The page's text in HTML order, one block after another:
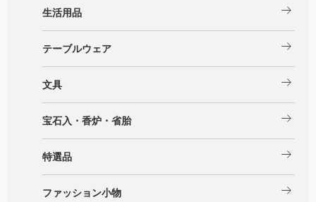
生活用品 arrow_right_alt
テーブルウェア arrow_right_alt
文具 arrow_right_alt
宝石入・香炉・省胎 arrow_right_alt
特選品 arrow_right_alt
ファッション小物 arrow_right_alt